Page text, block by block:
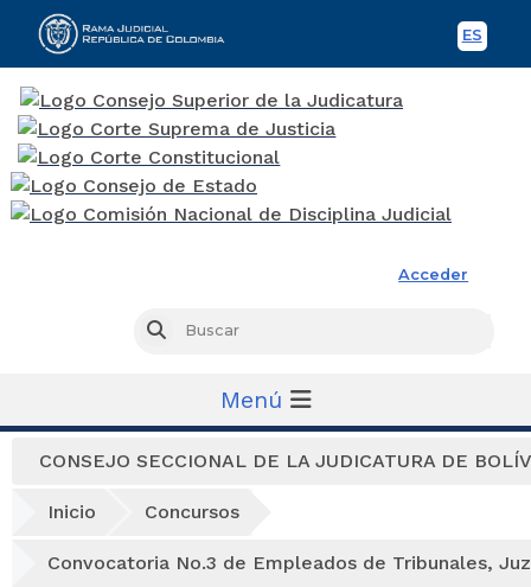
ES
Acceder
Buscar
Menú
CONSEJO SECCIONAL DE LA JUDICATURA DE
Inicio Concursos
Convocatoria No.3 de Empleados de Tribunales,